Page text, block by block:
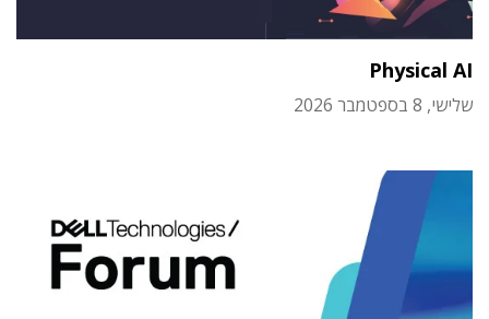
Physical AI
שלישי, 8 בספטמבר 2026